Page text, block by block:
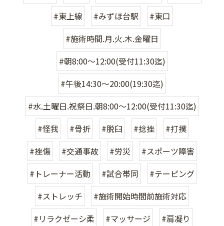
#東上線
#みずほ台駅
#東口
#施術時間.月.火.木.金曜日
#朝8:00〜12:00(受付11:30迄)
#午後14:30〜20:00(19:30迄)
#水.土曜日.祝祭日.朝8:00〜12:00(受付11:30迄)
#怪我
#骨折 #脱臼 #捻挫
#打撲
#挫傷
#交通事故 #労災
#スポーツ障害
#トレーナー活動
#試合帯同
#テーピング
#ストレッチ
#施術開始時間前施術対応
#リラクゼーシ柔
#マッサージ
#肩凝り